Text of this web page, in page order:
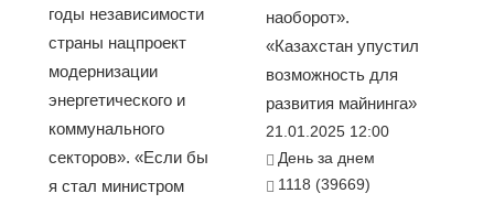
годы независимости
страны нацпроект
модернизации
энергетического и
коммунального
секторов». «Если бы
я стал министром
наоборот».
«Казахстан упустил
возможность для
развития майнинга»
21.01.2025 12:00
День за днем
1118 (39669)